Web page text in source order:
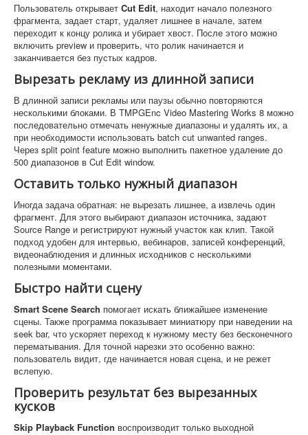
Пользователь открывает Cut Edit, находит начало полезного
фрагмента, задает старт, удаляет лишнее в начале, затем
переходит к концу ролика и убирает хвост. После этого можно
включить preview и проверить, что ролик начинается и
заканчивается без пустых кадров.
Вырезать рекламу из длинной записи
В длинной записи рекламы или паузы обычно повторяются
несколькими блоками. В TMPGEnc Video Mastering Works 8 можно
последовательно отмечать ненужные диапазоны и удалять их, а
при необходимости использовать batch cut unwanted ranges.
Через split point feature можно выполнить пакетное удаление до
500 диапазонов в Cut Edit window.
Оставить только нужный диапазон
Иногда задача обратная: не вырезать лишнее, а извлечь один
фрагмент. Для этого выбирают диапазон источника, задают
Source Range и регистрируют нужный участок как клип. Такой
подход удобен для интервью, вебинаров, записей конференций,
видеонаблюдения и длинных исходников с несколькими
полезными моментами.
Быстро найти сцену
Smart Scene Search помогает искать ближайшее изменение
сцены. Также программа показывает миниатюру при наведении на
seek bar, что ускоряет переход к нужному месту без бесконечного
перематывания. Для точной нарезки это особенно важно:
пользователь видит, где начинается новая сцена, и не режет
вслепую.
Проверить результат без вырезанных
кусков
Skip Playback Function воспроизводит только выходной